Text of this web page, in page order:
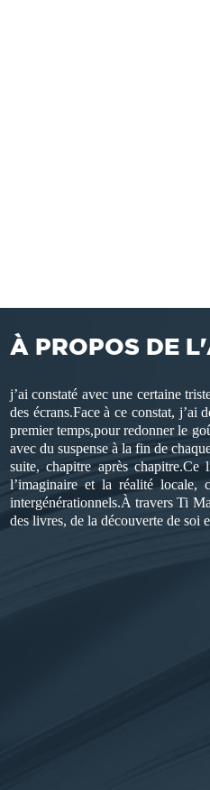
À PROPOS DE
j’ai constaté avec une certaine
des écrans.Face à ce constat, j’ai
premier temps,pour redonner le
avec du suspense à la fin de
suite, chapitre après
l’imaginaire et la réalité locale,
intergénérationnels.À travers Ti
des livres, de la découverte de soi